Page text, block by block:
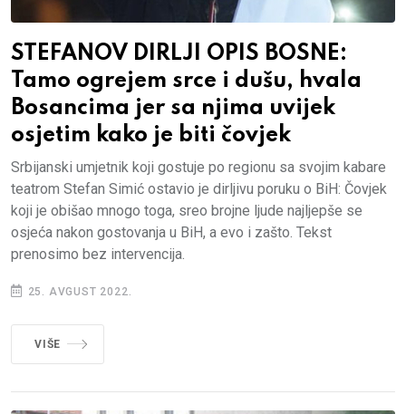
STEFANOV DIRLJI OPIS BOSNE:
Tamo ogrejem srce i dušu, hvala
Bosancima jer sa njima uvijek
osjetim kako je biti čovjek
Srbijanski umjetnik koji gostuje po regionu sa svojim kabare
teatrom Stefan Simić ostavio je dirljivu poruku o BiH: Čovjek
koji je obišao mnogo toga, sreo brojne ljude najljepše se
osjeća nakon gostovanja u BiH, a evo i zašto. Tekst
prenosimo bez intervencija.
25. AVGUST 2022.
VIŠE